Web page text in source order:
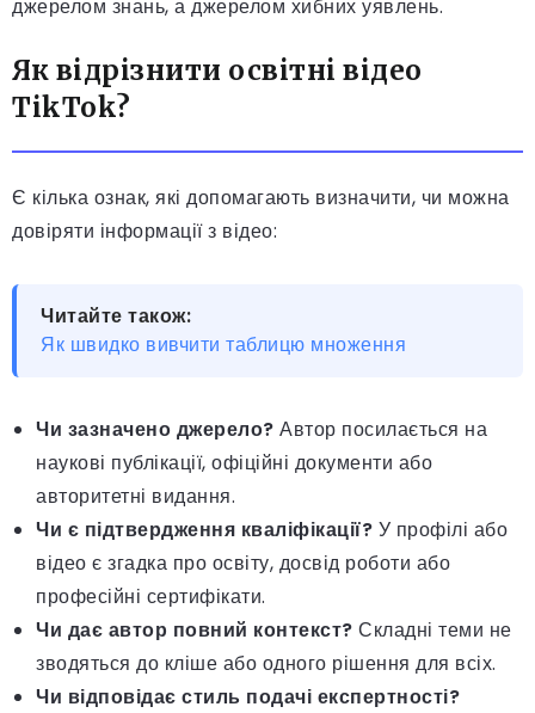
джерелом знань, а джерелом хибних уявлень.
Як відрізнити освітні відео
TikTok?
Є кілька ознак, які допомагають визначити, чи можна
довіряти інформації з відео:
Читайте також:
Як швидко вивчити таблицю множення
Чи зазначено джерело? Автор посилається на
наукові публікації, офіційні документи або
авторитетні видання.
Чи є підтвердження кваліфікації? У профілі або
відео є згадка про освіту, досвід роботи або
професійні сертифікати.
Чи дає автор повний контекст? Складні теми не
зводяться до кліше або одного рішення для всіх.
Чи відповідає стиль подачі експертності?